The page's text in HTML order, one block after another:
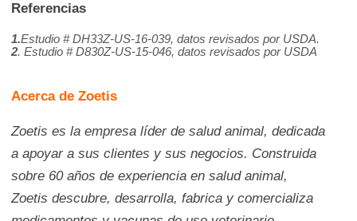
Referencias
1.Estudio # DH33Z-US-16-039, datos revisados por USDA.
2. Estudio # D830Z-US-15-046, datos revisados por USDA
Acerca de Zoetis
Zoetis es la empresa líder de salud animal, dedicada
a apoyar a sus clientes y sus negocios. Construida
sobre 60 años de experiencia en salud animal,
Zoetis descubre, desarrolla, fabrica y comercializa